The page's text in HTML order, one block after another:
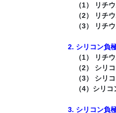
（1） リチウ
（2） リチウ
（3） リチウ
2. シリコン負
（1） リチウ
（2） シリコ
（3） シリコ
（4）シリコ
3. シリコン負